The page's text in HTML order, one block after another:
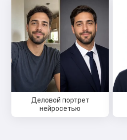
Деловой портрет
нейросетью